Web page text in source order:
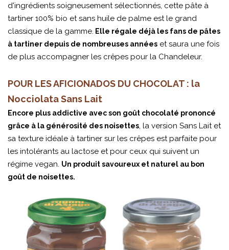
d'ingrédients soigneusement sélectionnés, cette pâte à
tartiner 100% bio et sans huile de palme est le grand
classique de la gamme. Elle régale déjà les fans de pâtes
à tartiner depuis de nombreuses années et saura une fois
de plus accompagner les crêpes pour la Chandeleur.
POUR LES AFICIONADOS DU CHOCOLAT : la
Nocciolata Sans Lait
Encore plus addictive avec son goût chocolaté prononcé
grâce à la générosité des noisettes, la version Sans Lait et
sa texture idéale à tartiner sur les crêpes est parfaite pour
les intolérants au lactose et pour ceux qui suivent un
régime vegan. Un produit savoureux et naturel au bon
goût de noisettes.